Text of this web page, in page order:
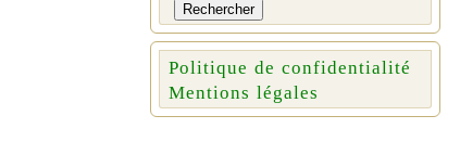
Rechercher
Politique de confidentialité
Mentions légales